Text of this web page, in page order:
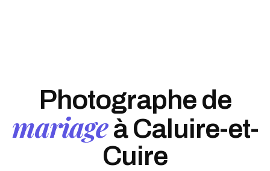
Photographe de
mariageà Caluire-et-
Cuire